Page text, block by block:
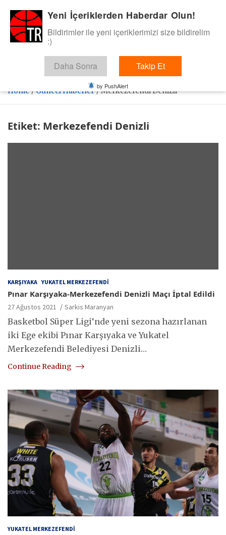
content
BasketTR
Sol dip çizgiden bir basket de bizden gelsin dedik.
Home Güncel Haberler Merkezefendi Denizli
Etiket: Merkezefendi Denizli
KARŞIYAKA YUKATEL MERKEZEFENDI
Pınar Karşıyaka-Merkezefendi Denizli Maçı İptal Edildi
27 Ağustos 2021 Sarkis Maranyan
Basketbol Süper Ligi‘nde yeni sezona hazırlanan
iki Ege ekibi Pınar Karşıyaka ve Yukatel
Merkezefendi Belediyesi Denizli…
Continue Reading
YUKATEL MERKEZEFENDI
Yeni İçeriklerden Haberdar Olun!
Bildirimler ile yeni içeriklerimizi size bildirelim
:)
Daha Sonra Takip Et
by PushAlert